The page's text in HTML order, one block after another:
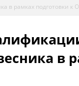
в рамках подготовки к
в